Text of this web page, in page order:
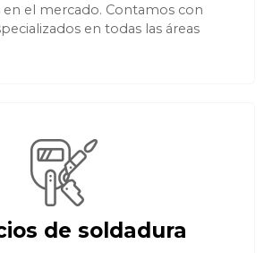
el mercado. Contamos con
en todas las áreas
de soldadura